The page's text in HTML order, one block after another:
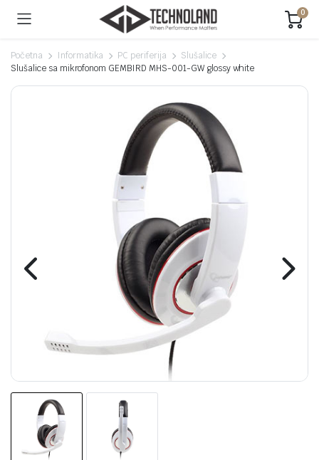
0
Početna Informatika PC periferija
Slušalice
Slušalice sa mikrofonom GEMBIRD MHS-001-GW glossy white